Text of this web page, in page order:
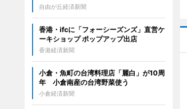
自由が丘経済新聞
香港・ifcに「フォーシーズンズ」直営ケ
ーキショップ ポップアップ出店
香港経済新聞
小倉・魚町の台湾料理店「麗白」が10周
年 小倉南産の台湾野菜使う
小倉経済新聞